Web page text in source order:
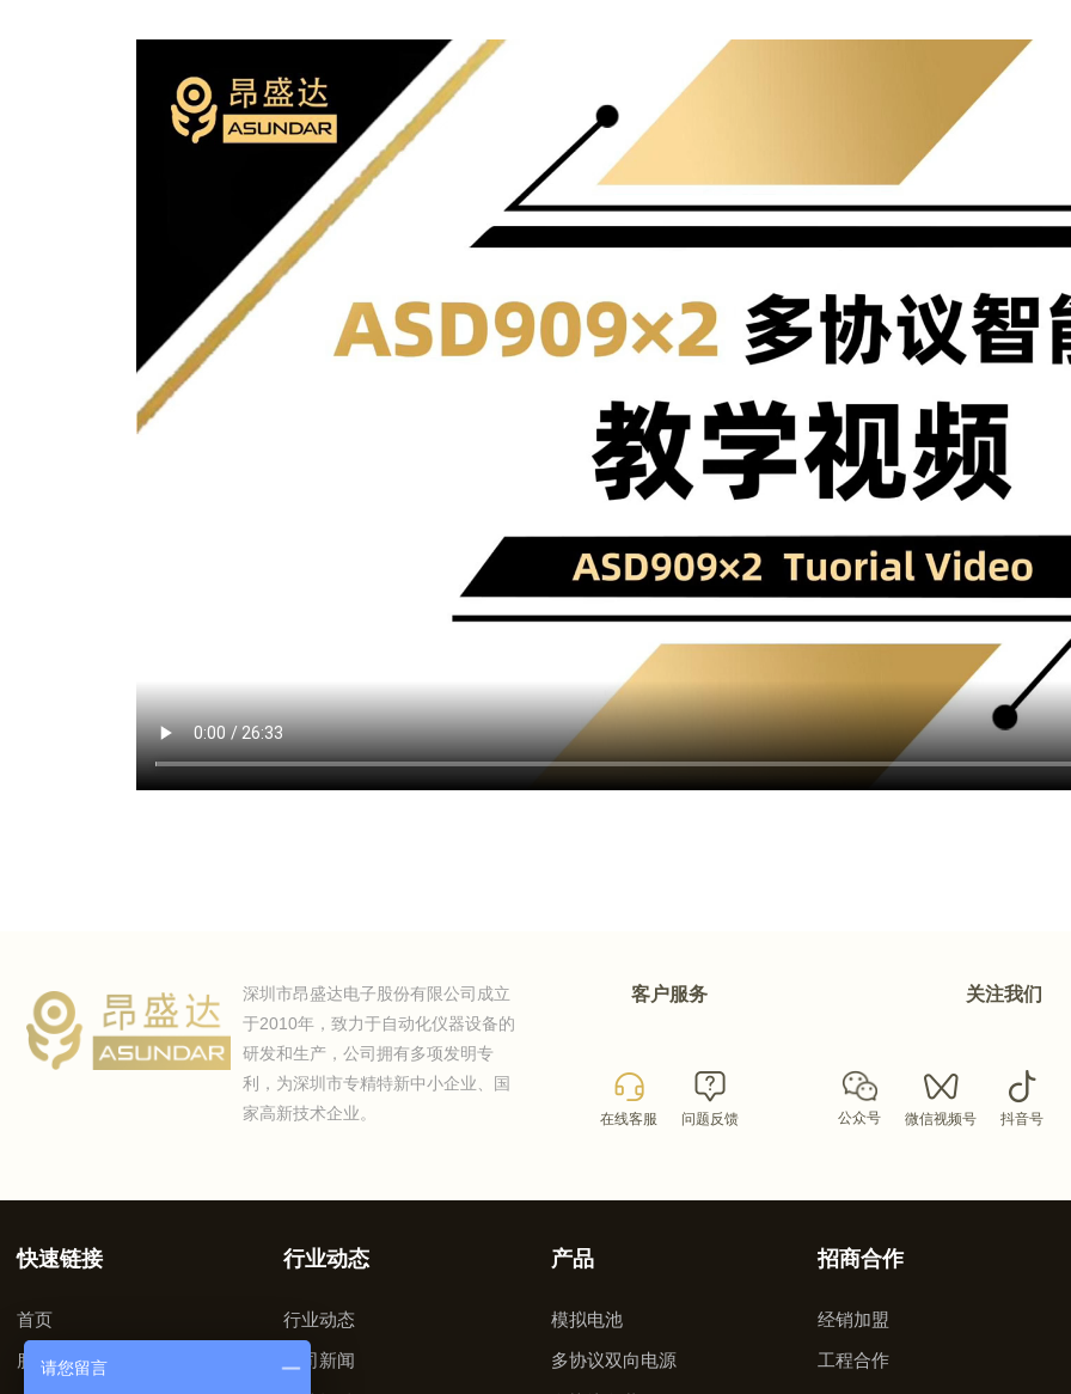
深圳市昂盛达电子股份有限公司成立
于2010年，致力于自动化仪器设备的
研发和生产，公司拥有多项发明专
利，为深圳市专精特新中小企业、国
家高新技术企业。
客户服务
在线客服 问题反馈
关注我们
公众号 微信视频号 抖音号
快速链接
首页
服务支持
行业动态
行业动态
公司新闻
产品
模拟电池
多协议双向电源
招商合作
经销加盟
工程合作
请您留言